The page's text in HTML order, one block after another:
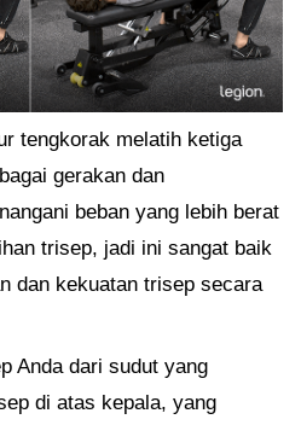
tengkorak melatih ketiga
gerakan dan
beban yang lebih berat
trisep, jadi ini sangat baik
dan kekuatan trisep secara
Anda dari sudut yang
di atas kepala, yang